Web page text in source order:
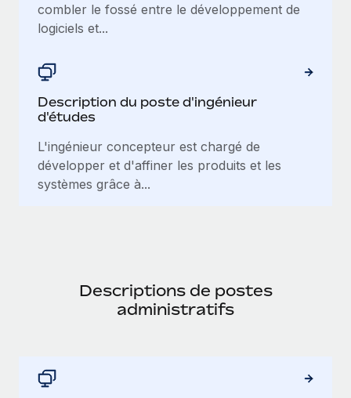
combler le fossé entre le développement de
logiciels et...
Description du poste d'ingénieur
d'études
L'ingénieur concepteur est chargé de
développer et d'affiner les produits et les
systèmes grâce à...
Descriptions de postes
administratifs